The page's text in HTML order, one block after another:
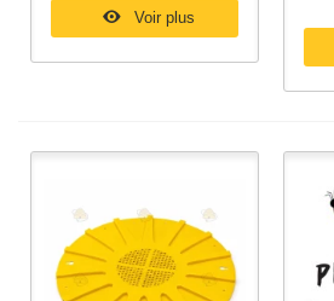
Voir plus